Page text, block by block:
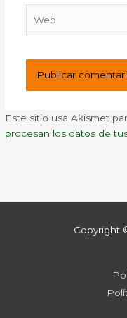
Este sitio usa Akismet
procesan los datos de
Copyright